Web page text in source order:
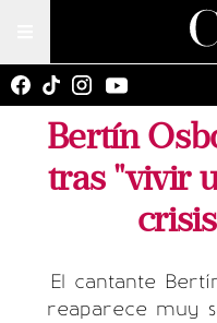
Bertín
tras "vivir
El cantante
reaparece muy